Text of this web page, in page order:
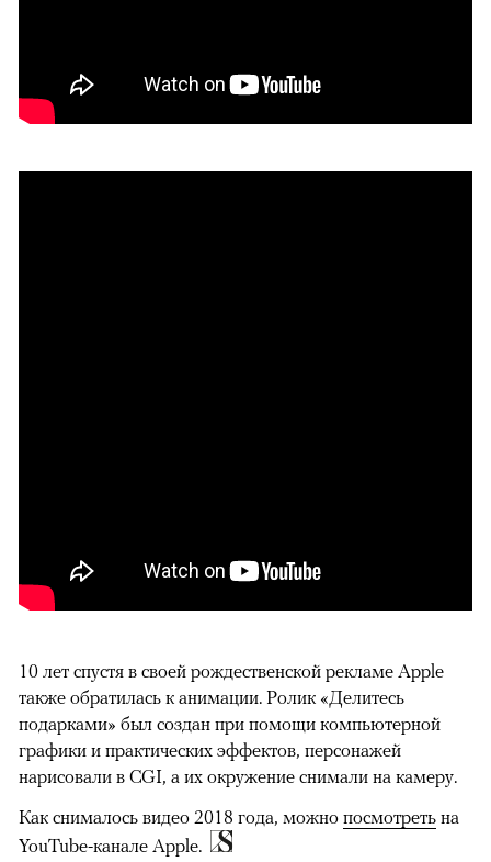
10 лет спустя в своей рождественской рекламе Apple
также обратилась к анимации. Ролик «Делитесь
подарками» был создан при помощи компьютерной
графики и практических эффектов, персонажей
нарисовали в CGI, а их окружение снимали на камеру.
Как снималось видео 2018 года, можно посмотреть на
YouTube-канале Apple. ​